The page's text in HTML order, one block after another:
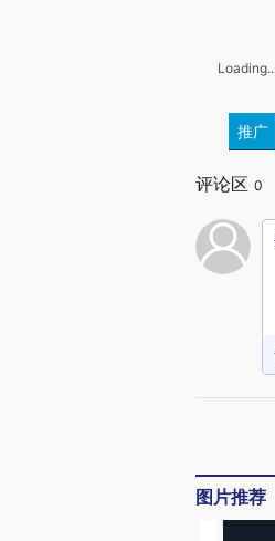
推广
评论区 0
图片推荐